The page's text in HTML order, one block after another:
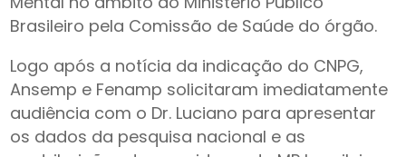
Brasileiro pela Comissão de Saúde do órgão.
Logo após a notícia da indicação do CNPG,
Ansemp e Fenamp solicitaram imediatamente
audiência com o Dr. Luciano para apresentar
os dados da pesquisa nacional e as